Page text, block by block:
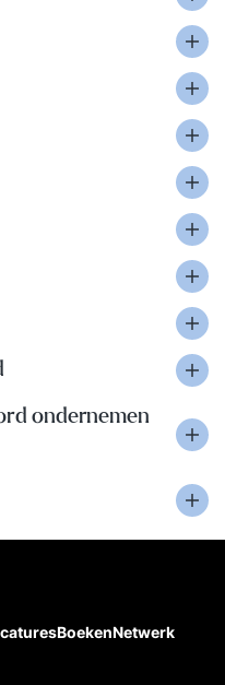
ondernemen
BoekenNetwerk